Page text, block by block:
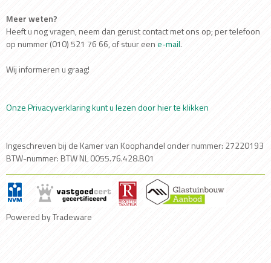
Meer weten?
Heeft u nog vragen, neem dan gerust contact met ons op; per telefoon
op nummer (010) 521 76 66, of stuur eene-mail.
Wij informeren u graag!
Onze Privacyverklaring kunt u lezen door hier te klikken
Ingeschreven bij de Kamer van Koophandel onder nummer: 27220193
BTW-nummer: BTW NL 0055.76.428.B01
Powered by Tradeware